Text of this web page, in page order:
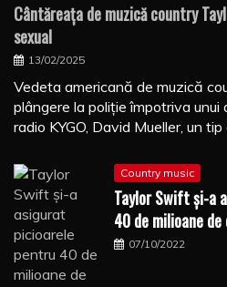
Cântăreaţa de muzică country
sexual
13/02/2025
Vedeta americană de muzică
plângere la poliţie împotriva unui
radio KYGO, David Mueller, un tip
Country music
Taylor Swift şi-a
40 de milioane
07/10/2022